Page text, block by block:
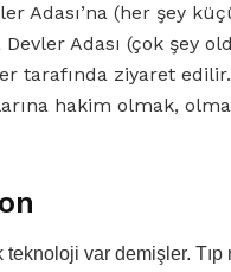
Adası’na (her şey
Devler Adası (çok şey
tarafında ziyaret edilir.
hakim olmak,
teknoloji var demişler.